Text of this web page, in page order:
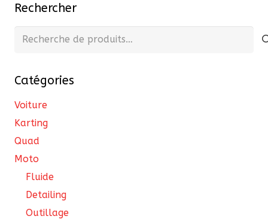
Rechercher
Recherche
Catégories
Voiture
Karting
Quad
Moto
Fluide
Detailing
Outillage